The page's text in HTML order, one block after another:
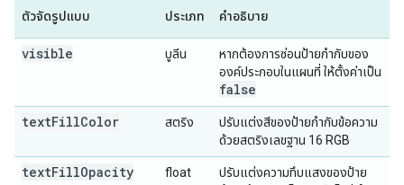
ตัวจัดรูปแบบ ประเภท คำอธิบาย
visible บูลีน
หากต้องการซ่อนป้ายกำกับของ
องค์ประกอบในแผนที่ ให้ตั้งค่าเป็น
false
textFillColor
สตริง
ปรับแต่งสีของป้ายกำกับข้อความ
ด้วยสตริงเลขฐาน 16 RGB
textFillOpacity float
ปรับแต่งความทึบแสงของป้าย